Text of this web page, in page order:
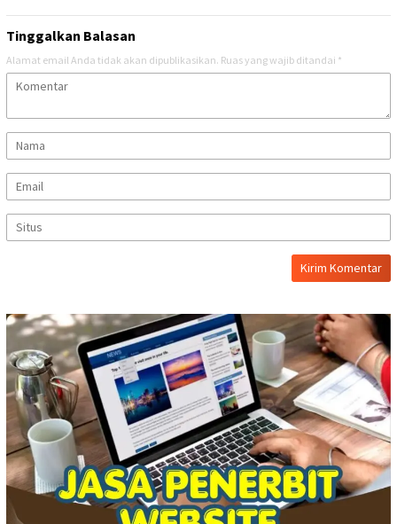
Tinggalkan Balasan
Alamat email Anda tidak akan dipublikasikan. Ruas yang wajib ditandai *